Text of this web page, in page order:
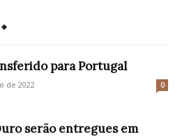
para Portugal
de 2022 0
serão entregues em